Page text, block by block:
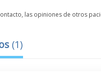
las opiniones de otros
(1)